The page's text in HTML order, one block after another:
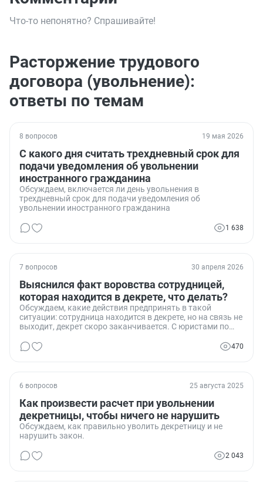
Что-то непонятно? Спрашивайте!
Расторжение трудового
договора (увольнение):
ответы по темам
8 вопросов 19 мая 2026
С какого дня считать трехдневный срок для
подачи уведомления об увольнении
иностранного гражданина
Обсуждаем, включается ли день увольнения в
трехдневный срок для подачи уведомления об
увольнении иностранного гражданина
1 638
7 вопросов 30 апреля 2026
Выяснился факт воровства сотрудницей,
которая находится в декрете, что делать?
Обсуждаем, какие действия предпринять в такой
ситуации: сотрудница находится в декрете, но на связь не
выходит, декрет скоро заканчивается. С юристами по
470
6 вопросов 25 августа 2025
Как произвести расчет при увольнении
декретницы, чтобы ничего не нарушить
Обсуждаем, как правильно уволить декретницу и не
нарушить закон.
2 043